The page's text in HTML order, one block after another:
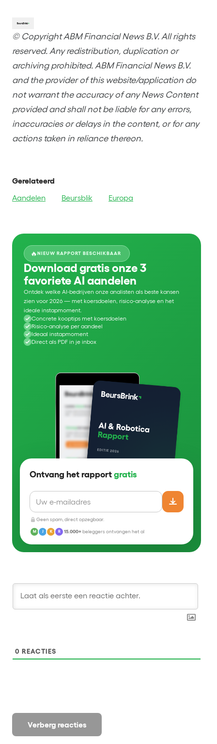
© Copyright ABM Financial News B.V. All rights
reserved. Any redistribution, duplication or
archiving prohibited. ABM Financial News B.V.
and the provider of this website/application do
not warrant the accuracy of any News Content
provided and shall not be liable for any errors,
inaccuracies or delays in the content, or for any
actions taken in reliance thereon.
Gerelateerd
Aandelen
Beursblik Europa
🔥NIEUW RAPPORT BESCHIKBAAR
Download gratis onze 3
favoriete AI aandelen
Ontdek welke AI-bedrijven onze analisten als beste kansen
zien voor 2026 — met koersdoelen, risico-analyse en het
ideale instapmoment.
Concrete kooptips met koersdoelen
Risico-analyse per aandeel
Ideaal instapmoment
Direct als PDF in je inbox
Ontvang het rapport gratis
Geen spam, direct opzegbaar.
M J K R 15.000+beleggers ontvangen het al
Verberg reacties
0 REACTIES